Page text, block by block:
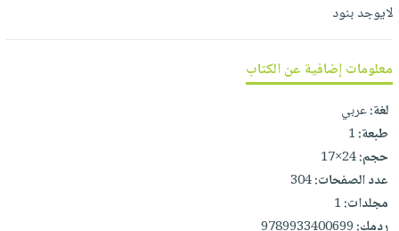
أدوات
المطبخ
منزلية
اكسسوارات
ملابس
مطرزات
حقائب
حلي
صندوق
القراءة
iKitab
بلا
حدود
بحث
متقدم
نيل
وفرات
عن
الشركة
حسابك
لايوجد بنود
معلومات إضافية عن الكتاب
لغة:عربي
طبعة:1
حجم:24×17
عدد الصفحات:304
مجلدات:1